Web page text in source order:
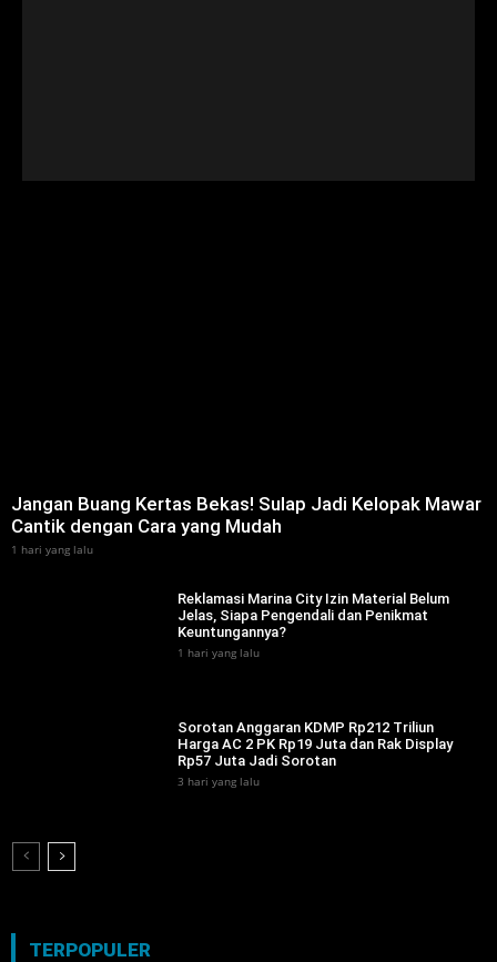
Jangan Buang Kertas Bekas! Sulap Jadi Kelopak Mawar
Cantik dengan Cara yang Mudah
1 hari yang lalu
Reklamasi Marina City Izin Material Belum
Jelas, Siapa Pengendali dan Penikmat
Keuntungannya?
1 hari yang lalu
‎Sorotan Anggaran KDMP Rp212 Triliun
Harga AC 2 PK Rp19 Juta dan Rak Display
Rp57 Juta Jadi Sorotan ‎
3 hari yang lalu
TERPOPULER